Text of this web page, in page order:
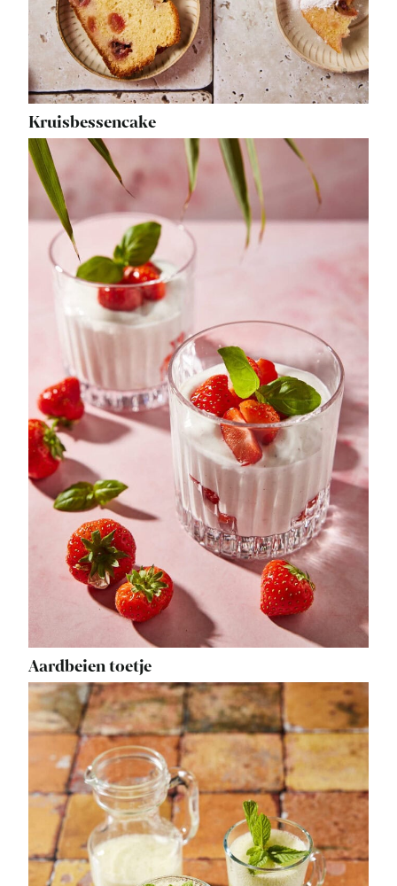
Kruisbessencake
Aardbeien toetje